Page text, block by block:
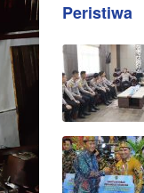
Peristiwa